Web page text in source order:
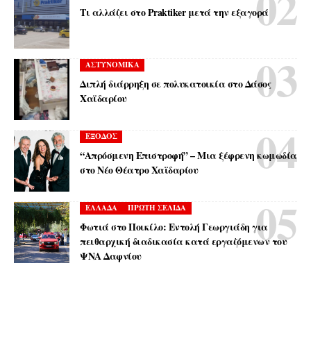
Τι αλλάζει στο Praktiker μετά την εξαγορά
ΑΣΤΥΝΟΜΙΚΑ
Διπλή διάρρηξη σε πολυκατοικία στο Δάσος
Χαϊδαρίου
ΕΞΟΔΟΣ
“Απρόσμενη Επιστροφή” – Μια ξέφρενη κωμωδία
στο Νέο Θέατρο Χαϊδαρίου
ΕΛΛΑΔΑ ΠΡΩΤΗ ΣΕΛΙΔΑ
Φωτιά στο Ποικίλο: Εντολή Γεωργιάδη για
πειθαρχική διαδικασία κατά εργαζόμενων του
ΨΝΑ Δαφνίου